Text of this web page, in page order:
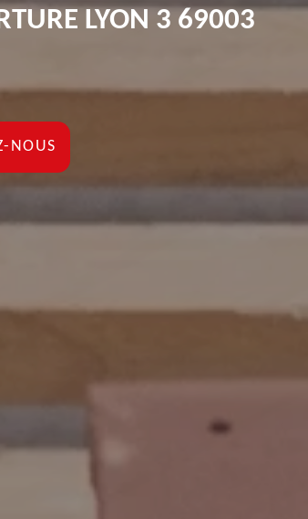
LYON 3 69003
NOUS